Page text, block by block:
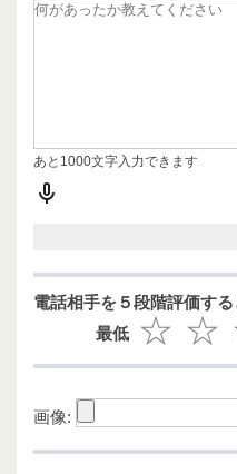
あと1000文字入力できます
電話相手を５段階評価する
最低
画像: